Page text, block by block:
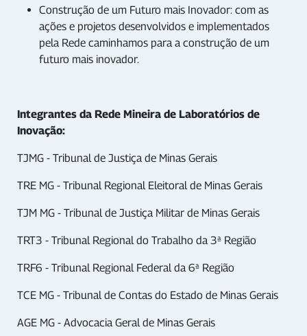
Construção de um Futuro mais Inovador: com as
ações e projetos desenvolvidos e implementados
pela Rede caminhamos para a construção de um
futuro mais inovador.
Integrantes da Rede Mineira de Laboratórios de
Inovação:
TJMG - Tribunal de Justiça de Minas Gerais
TRE MG - Tribunal Regional Eleitoral de Minas Gerais
TJM MG - Tribunal de Justiça Militar de Minas Gerais
TRT3 - Tribunal Regional do Trabalho da 3ª Região
TRF6 - Tribunal Regional Federal da 6ª Região
TCE MG - Tribunal de Contas do Estado de Minas Gerais
AGE MG - Advocacia Geral de Minas Gerais